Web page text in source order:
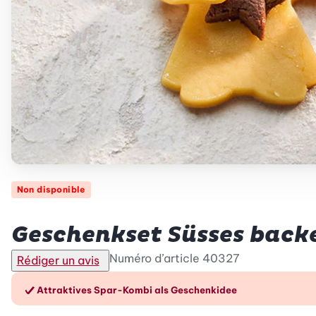
Non disponible
Geschenkset Süsses
Rédiger un avis Numéro d’article 40327
Les avantages en un
Attraktives Spar-Kombi als Geschenkidee